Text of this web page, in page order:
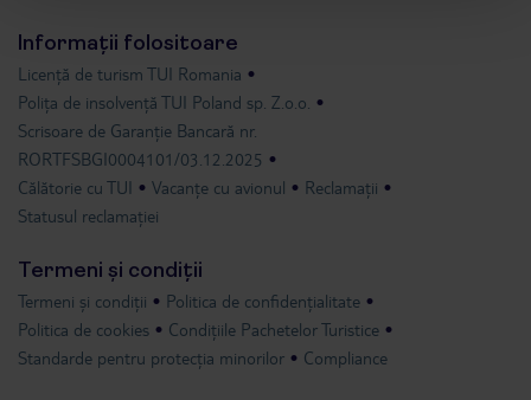
Informații folositoare
Licență de turism TUI Romania
Polița de insolvență TUI Poland sp. Z.o.o.
Scrisoare de Garanție Bancară nr.
RORTFSBGI0004101/03.12.2025
Călătorie cu TUI
Vacanțe cu avionul
Reclamații
Statusul reclamației
Termeni și condiții
Termeni și condiții
Politica de confidențialitate
Politica de cookies
Condițiile Pachetelor Turistice
Standarde pentru protecția minorilor
Compliance